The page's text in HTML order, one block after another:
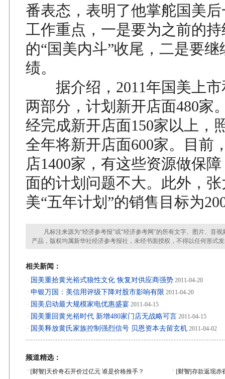
番表态，表明了他掌舵国美
工作重点，一是要为之前的
的“国美内斗”收尾，二是要
绩。
据介绍，2011年国美上市
两部分，计划新开店面480家
经完成新开店面150家以上，
全年将新开店面600家。目前
店1400家，有这些资源做保
面的计划问题不大。此外，
美“五年计划”的销售目标为
凡标注来源为“经济参考报”或“经济参考网”的所有文字、图片、音视
产品，版权均属新华社经济参考报社，未经书面授权，不得以任何形式
相关新闻：
· 国美重拾黄光裕式狼性文化 恢复对供应商强势 2011-04-20
· 申银万国：美信用评级下降对股市影响有限 2011-04-20
· 国美启动最大规模家电优惠盛宴 2011-04-15
· 国美重回黄光裕时代 新增480家门店无战略可言 2011-04-15
· 国美释放黄氏家族控制强烈信号 贝恩资本去留玄机 2011-04-02
频道精选：
· [财智] 天价奇石开价过亿元 谁是价格推手？ · [财智]存款返现赤